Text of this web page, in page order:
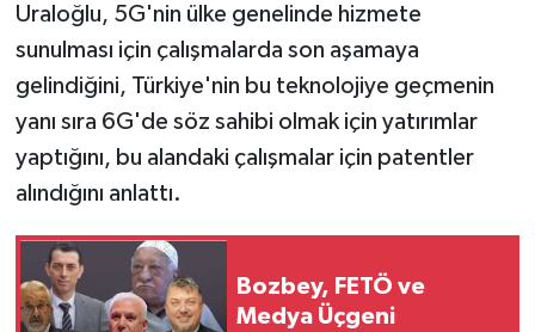
Uraloğlu, 5G'nin ülke genelinde hizmete
sunulması için çalışmalarda son aşamaya
gelindiğini, Türkiye'nin bu teknolojiye geçmenin
yanı sıra 6G'de söz sahibi olmak için yatırımlar
yaptığını, bu alandaki çalışmalar için patentler
alındığını anlattı.
Bozbey, FETÖ ve
Medya Üçgeni